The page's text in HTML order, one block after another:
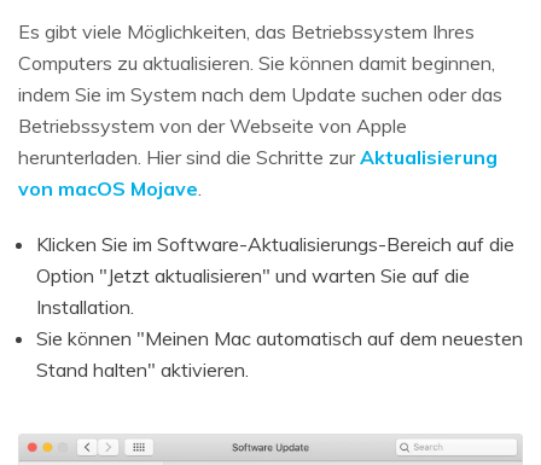
Es gibt viele Möglichkeiten, das Betriebssystem Ihres
Computers zu aktualisieren. Sie können damit beginnen,
indem Sie im System nach dem Update suchen oder das
Betriebssystem von der Webseite von Apple
herunterladen. Hier sind die Schritte zurAktualisierung
von macOS Mojave
Klicken Sie im Software-Aktualisierungs-Bereich auf die
Option "Jetzt aktualisieren" und warten Sie auf die
Installation.
Sie können "Meinen Mac automatisch auf dem neuesten
Stand halten" aktivieren.